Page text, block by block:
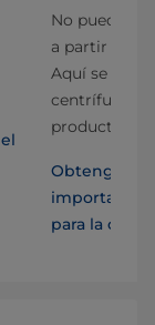
No puede
a partir de
Aquí se
centrífuga
producto.
Obtenga
importancia
para la